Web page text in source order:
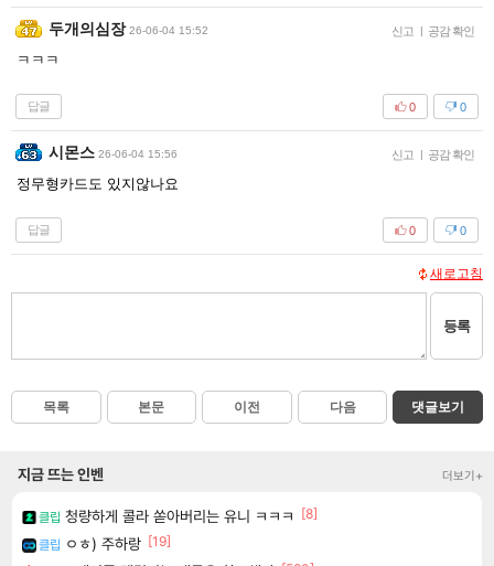
두개의심장 26-06-04 15:52 신고 | 공감 확인
ㅋㅋㅋ
답글 0
0
시몬스 26-06-04 15:56 신고 | 공감 확인
정무형카드도 있지않나요
답글 0
0
새로고침
등록
목록 본문 이전 다음 댓글보기
지금 뜨는 인벤 더보기+
클립 청량하게 콜라 쏟아버리는 유니 ㅋㅋㅋ
[8]
클립 ㅇㅎ) 주하랑 [19]